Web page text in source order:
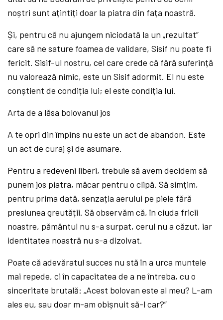
noștri sunt ațintiți doar la piatra din fața noastră.
Și, pentru că nu ajungem niciodată la un „rezultat”
care să ne sature foamea de validare, Sisif nu poate fi
fericit. Sisif-ul nostru, cel care crede că fără suferință
nu valorează nimic, este un Sisif adormit. El nu este
conștient de condiția lui; el este condiția lui.
Arta de a lăsa bolovanul jos
A te opri din împins nu este un act de abandon. Este
un act de curaj și de asumare.
Pentru a redeveni liberi, trebuie să avem decidem să
punem jos piatra, măcar pentru o clipă. Să simțim,
pentru prima dată, senzația aerului pe piele fără
presiunea greutății. Să observăm că, în ciuda fricii
noastre, pământul nu s-a surpat, cerul nu a căzut, iar
identitatea noastră nu s-a dizolvat.
Poate că adevăratul succes nu stă în a urca muntele
mai repede, ci în capacitatea de a ne întreba, cu o
sinceritate brutală: „Acest bolovan este al meu? L-am
ales eu, sau doar m-am obișnuit să-l car?”